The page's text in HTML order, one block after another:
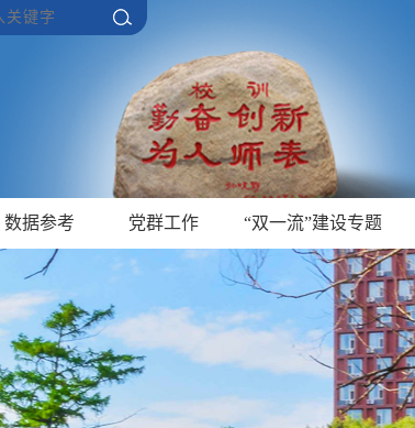
数据参考 党群工作 “双一流”建设专题